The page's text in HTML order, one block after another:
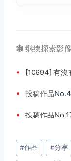
🕸️ 继续探索影
• [10694] 有沒
• 投稿作品
• 投稿作品
文
章
#作品 #分享